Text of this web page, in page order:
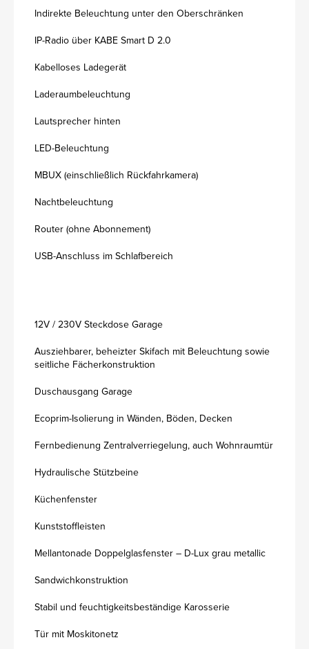
Indirekte Beleuchtung unter den Oberschränken
IP-Radio über KABE Smart D 2.0
Kabelloses Ladegerät
Laderaumbeleuchtung
Lautsprecher hinten
LED-Beleuchtung
MBUX (einschließlich Rückfahrkamera)
Nachtbeleuchtung
Router (ohne Abonnement)
USB-Anschluss im Schlafbereich
12V / 230V Steckdose Garage
Ausziehbarer, beheizter Skifach mit Beleuchtung sowie
seitliche Fächerkonstruktion
Duschausgang Garage
Ecoprim-Isolierung in Wänden, Böden, Decken
Fernbedienung Zentralverriegelung, auch Wohnraumtür
Hydraulische Stützbeine
Küchenfenster
Kunststoffleisten
Mellantonade Doppelglasfenster – D-Lux grau metallic
Sandwichkonstruktion
Stabil und feuchtigkeitsbeständige Karosserie
Tür mit Moskitonetz